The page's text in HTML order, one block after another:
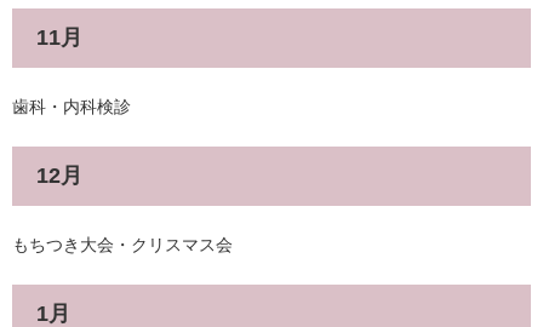
11月
歯科・内科検診
12月
もちつき大会・クリスマス会
1月